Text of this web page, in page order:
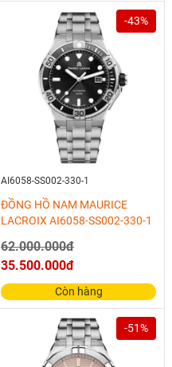
-43%
AI6058-SS002-330-1
ĐỒNG HỒ NAM MAURICE
LACROIX AI6058-SS002-330-1
62.000.000đ
35.500.000đ
Còn hàng
-51%